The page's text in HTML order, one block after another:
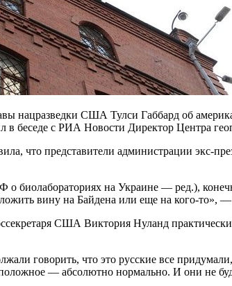
США Тулси Габбард об
в беседе с РИА Новости Директор Центра
что представители администрации
биолабораториях на Украине — ред.),
вину на Байдена или еще на кого-то»,
США Виктория Нуланд
говорить, что это русские все
— абсолютно нормально. И они не